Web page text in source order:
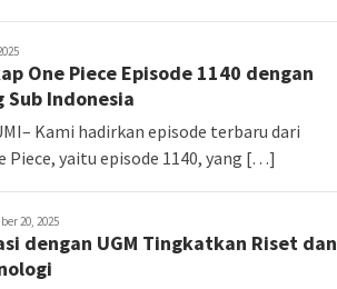
One Piece Episode 1140 dengan
Indonesia
Kami hadirkan episode terbaru dari
Piece, yaitu episode 1140, yang […]
20, 2025
dengan UGM Tingkatkan Riset dan